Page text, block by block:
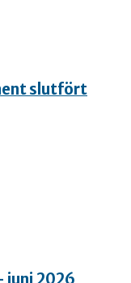
slutfört
juni 2026